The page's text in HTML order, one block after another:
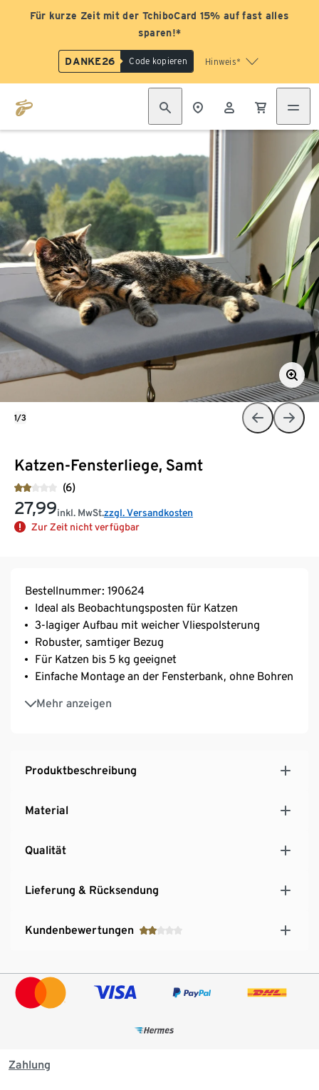
Für kurze Zeit mit der TchiboCard 15% auf fast alles
sparen!*
DANKE26 Code kopieren Hinweis*
Katzen-Fensterliege, Samt
(6)
27,99inkl. MwSt.zzgl. Versandkosten
Zur Zeit nicht verfügbar
1/3
Bestellnummer: 190624
Ideal als Beobachtungsposten für Katzen
3-lagiger Aufbau mit weicher Vliespolsterung
Robuster, samtiger Bezug
Für Katzen bis 5 kg geeignet
Einfache Montage an der Fensterbank, ohne Bohren
Mehr anzeigen
Inkl. Befestigungsmaterial
Mindesttiefe der Fensterbank 7 cm
Ein Produkt der Marke Rohrschneider
Produktbeschreibung
Material
Qualität
Lieferung & Rücksendung
Kundenbewertungen
Zahlung